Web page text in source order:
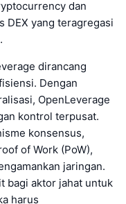
dan
DEX yang teragregasi
dirancang
Dengan
OpenLeverage
kontrol terpusat.
konsensus,
of Work (PoW),
jaringan.
bagi aktor jahat untuk
harus